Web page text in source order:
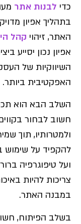
כדי לבנות אתר
בתהליך אפיון
האתר, זיהוי קהל
אפיון נכון יסייע
השיווקיות של
האפקטיבית ביותר.
השלב הבא הוא
חשוב לבחור
ולמטרותיו, תוך
להקפיד על שימוש
ועל טיפוגרפיה
צריכות להיות
במבנה האתר.
בשלב הפיתוח,